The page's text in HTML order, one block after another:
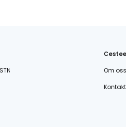
Cestee
Om oss
Kontakt